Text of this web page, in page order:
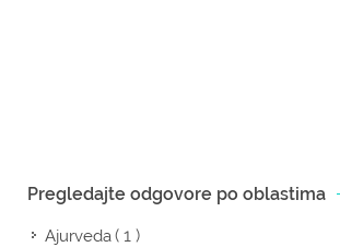
Pregledajte odgovore po oblastima
Ajurveda( 1 )